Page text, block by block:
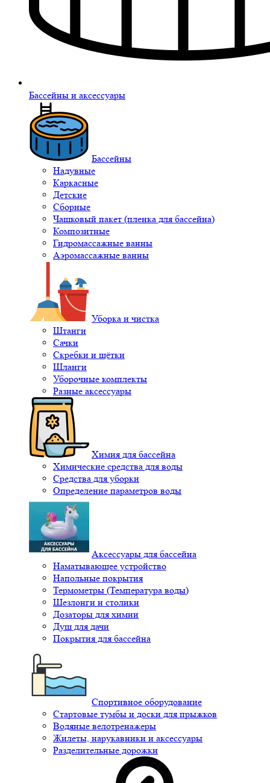
Бассейны и аксессуары
Бассейны
Надувные
Каркасные
Детские
Сборные
Чашковый пакет (пленка для бассейна)
Композитные
Гидромассажные ванны
Аэромассажные ванны
Уборка и чистка
Штанги
Сачки
Скребки и щётки
Шланги
Уборочные комплекты
Разные аксессуары
Химия для бассейна
Химические средства для воды
Средства для уборки
Определение параметров воды
Аксессуары для бассейна
Наматывающее устройство
Напольные покрытия
Термометры (Температура воды)
Шезлонги и столики
Дозаторы для химии
Душ для дачи
Покрытия для бассейна
Спортивное оборудование
Стартовые тумбы и доски для прыжков
Водяные велотренажеры
Жилеты, нарукавники и аксессуары
Разделительные дорожки